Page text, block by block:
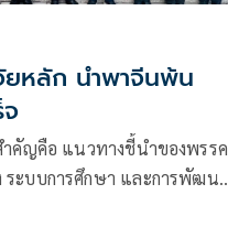
หลัก นำพาจีนพ้น
ะบบการศึกษา และการพัฒนา